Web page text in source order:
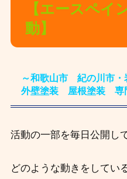
【エースペイ
動】
～和歌山市 紀の川市
外壁塗装 屋根塗装 専
活動の一部を毎日公開し
どのような動きをしてい